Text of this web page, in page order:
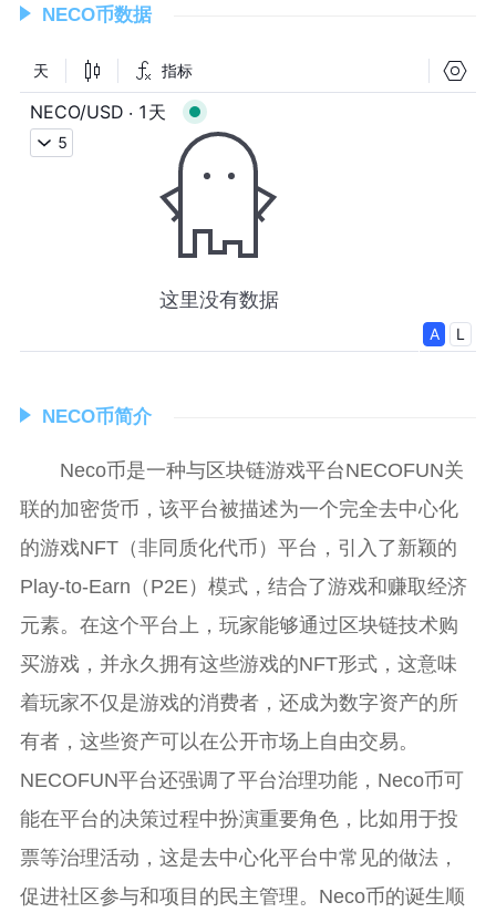
NECO币数据
NECO币简介
Neco币是一种与区块链游戏平台NECOFUN关
联的加密货币，该平台被描述为一个完全去中心化
的游戏NFT（非同质化代币）平台，引入了新颖的
Play-to-Earn（P2E）模式，结合了游戏和赚取经济
元素。在这个平台上，玩家能够通过区块链技术购
买游戏，并永久拥有这些游戏的NFT形式，这意味
着玩家不仅是游戏的消费者，还成为数字资产的所
有者，这些资产可以在公开市场上自由交易。
NECOFUN平台还强调了平台治理功能，Neco币可
能在平台的决策过程中扮演重要角色，比如用于投
票等治理活动，这是去中心化平台中常见的做法，
促进社区参与和项目的民主管理。Neco币的诞生顺